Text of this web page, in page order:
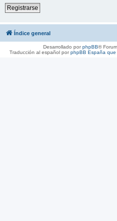
Registrarse
Índice general
Desarrollado porphpBB®
Traducción al español porphpBB España que